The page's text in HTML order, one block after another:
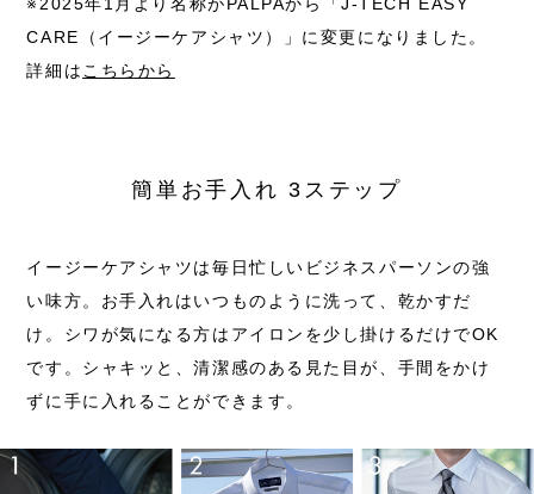
CARE（イージーケアシャツ）」に変更になりました。
詳細は こちらから
簡単お手入れ 3ステップ
イージーケアシャツは毎日忙しいビジネスパーソンの強
い味方。お手入れはいつものように洗って、乾かすだ
け。シワが気になる方はアイロンを少し掛けるだけでOK
です。シャキッと、清潔感のある見た目が、手間をかけ
ずに手に入れることができます。